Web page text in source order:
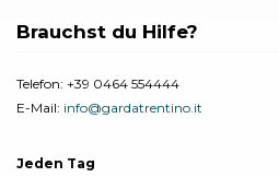
Brauchst du Hilfe?
Telefon: +39 0464 554444
E-Mail: info@gardatrentino.it
Jeden Tag